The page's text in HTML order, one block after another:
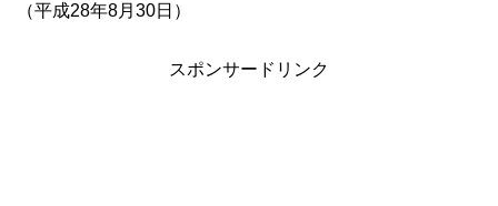
（平成28年8月30日）
スポンサードリンク